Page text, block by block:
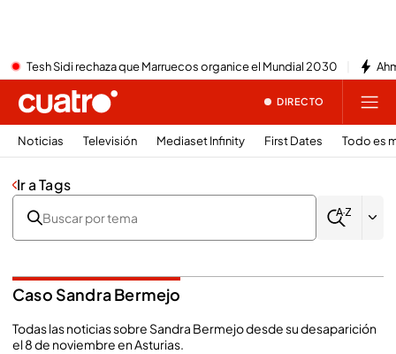
Tesh Sidi rechaza que Marruecos organice el Mundial 2030
DIRECTO
Noticias Televisión Mediaset Infinity First Dates Todo es
Ir a Tags
Caso Sandra Bermejo
Todas las noticias sobre Sandra Bermejo desde su desaparición
el 8 de noviembre en Asturias.